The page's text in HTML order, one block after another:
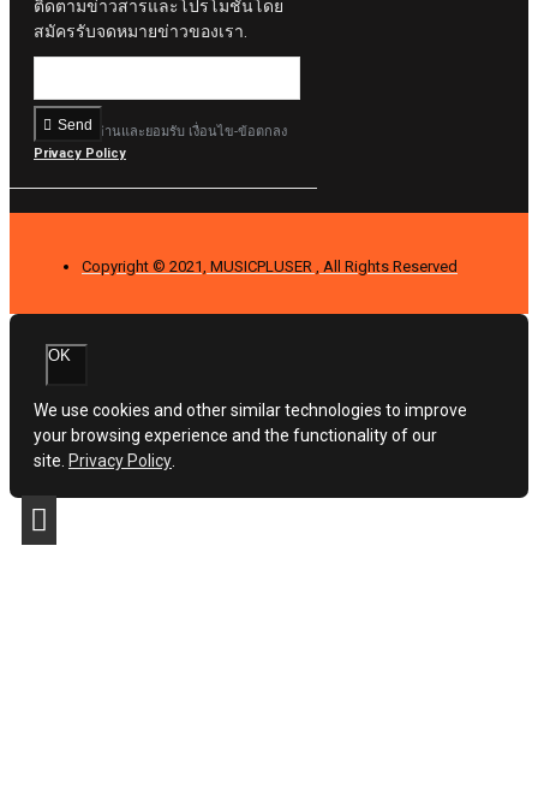
ติดตามข่าวสารและโปรโมชั่นโดย
สมัครรับจดหมายข่าวของเรา.
Send
ฉันได้อ่านและยอมรับ เงื่อนไข-ข้อตกลง
Privacy Policy
Copyright © 2021, MUSICPLUSER , All Rights Reserved
OK
We use cookies and other similar technologies to improve
your browsing experience and the functionality of our
site. Privacy Policy